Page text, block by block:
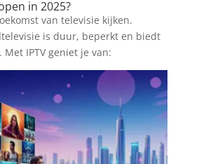
in 2025?
van televisie kijken.
is duur, beperkt en biedt
IPTV geniet je van: